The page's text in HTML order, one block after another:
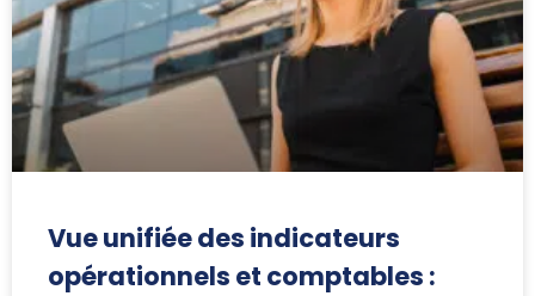
Vue unifiée des indicateurs
opérationnels et comptables :